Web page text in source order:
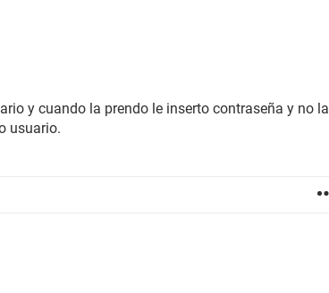
y cuando la prendo le inserto contraseña y no la
usuario.